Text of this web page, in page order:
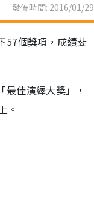
發佈時間: 2016/01/29
57個獎項，成績斐
佳演繹大獎」，
。